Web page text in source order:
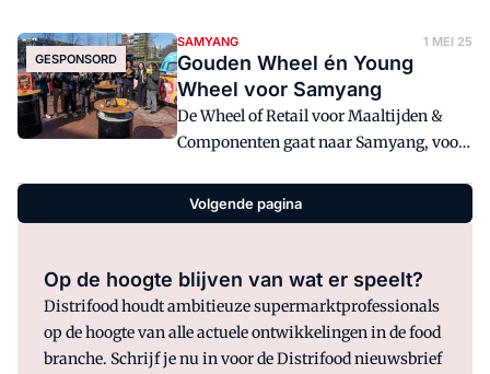
GESPONSORD
SAMYANG 1 MEI 25
Gouden Wheel én Young
Wheel voor Samyang
De Wheel of Retail voor Maaltijden &
Componenten gaat naar Samyang, voor
Carbonara. Het succes is mede
veroorzaakt door content op sociale
beroemdheden.
Volgende pagina
Op de hoogte blijven van wat er speelt?
Distrifood houdt ambitieuze supermarktprofessionals
op de hoogte van alle actuele ontwikkelingen in de food
branche. Schrijf je nu in voor de Distrifood nieuwsbrief